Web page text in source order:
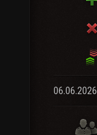
06.06.2026